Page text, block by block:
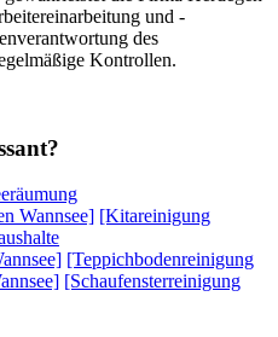
und -
des
Kontrollen.
Wannsee] [Kitareinigung
[Teppichbodenreinigung
[Schaufensterreinigung